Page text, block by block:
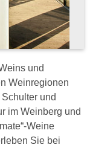
und
Weinregionen
und
im Weinberg und
Weine
Sie bei